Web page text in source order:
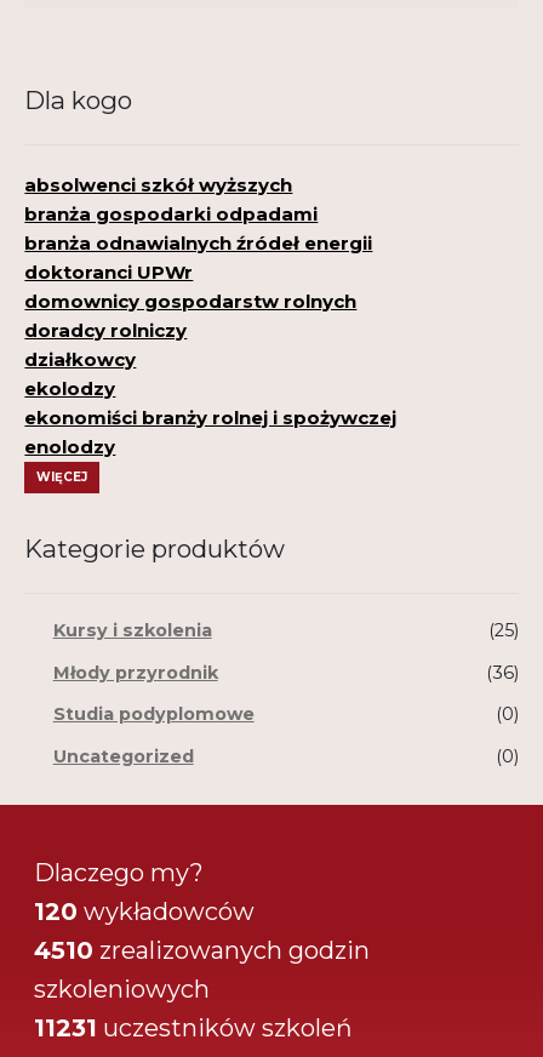
Dla kogo
absolwenci szkół wyższych
branża gospodarki odpadami
branża odnawialnych źródeł energii
doktoranci UPWr
domownicy gospodarstw rolnych
doradcy rolniczy
działkowcy
ekolodzy
ekonomiści branży rolnej i spożywczej
enolodzy
WIĘCEJ
Kategorie produktów
Kursy i szkolenia
(25)
Młody przyrodnik
(36)
Studia podyplomowe
(0)
Uncategorized
(0)
Dlaczego my?
120 wykładowców
4510 zrealizowanych godzin
szkoleniowych
11231 uczestników szkoleń